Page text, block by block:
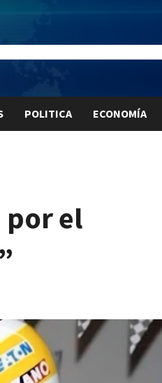
POLITICA ECONOMÍA
por el